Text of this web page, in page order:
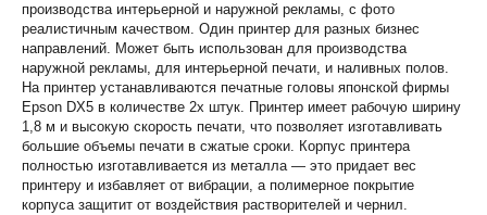
производства интерьерной и наружной рекламы, с фото
реалистичным качеством. Один принтер для разных бизнес
направлений. Может быть использован для производства
наружной рекламы, для интерьерной печати, и наливных полов.
На принтер устанавливаются печатные головы японской фирмы
Epson DX5 в количестве 2х штук. Принтер имеет рабочую ширину
1,8 м и высокую скорость печати, что позволяет изготавливать
большие объемы печати в сжатые сроки. Корпус принтера
полностью изготавливается из металла — это придает вес
принтеру и избавляет от вибрации, а полимерное покрытие
корпуса защитит от воздействия растворителей и чернил.